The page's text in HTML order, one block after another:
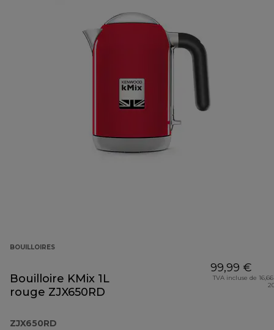
BOUILLOIRES
Bouilloire KMix 1L
rouge ZJX650RD
ZJX650RD
99,99 €
TVA incluse de